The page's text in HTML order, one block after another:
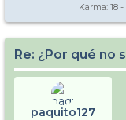
Karma: 18 -
Re: ¿Por qué no
paquito127